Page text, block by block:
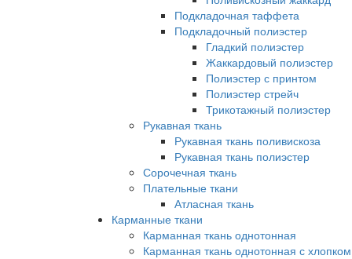
Подкладочная таффета
Подкладочный полиэстер
Гладкий полиэстер
Жаккардовый полиэстер
Полиэстер с принтом
Полиэстер стрейч
Трикотажный полиэстер
Рукавная ткань
Рукавная ткань поливискоза
Рукавная ткань полиэстер
Сорочечная ткань
Плательные ткани
Атласная ткань
Карманные ткани
Карманная ткань однотонная
Карманная ткань однотонная с хлопком